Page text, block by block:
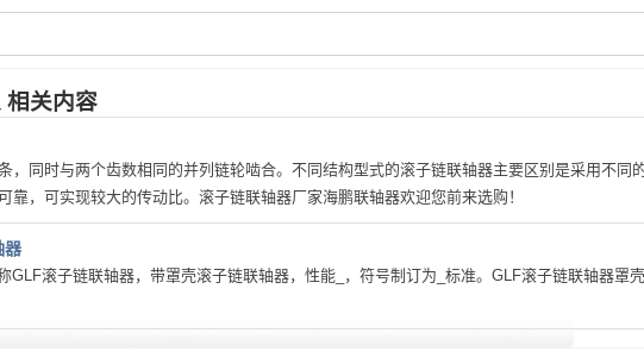
相关内容
，同时与两个齿数相同的并列链轮啮合。不同结构型式的滚子链联轴器主要区别是采用不同的
靠，可实现较大的传动比。滚子链联轴器厂家海鹏联轴器欢迎您前来选购！
器
GLF滚子链联轴器，带罩壳滚子链联轴器，性能_，符号制订为_标准。GLF滚子链联轴器罩